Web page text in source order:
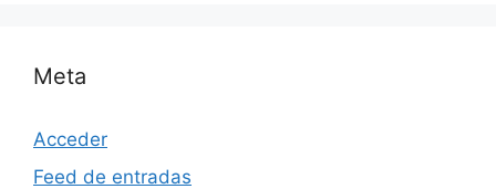
Meta
Acceder
Feed de entradas